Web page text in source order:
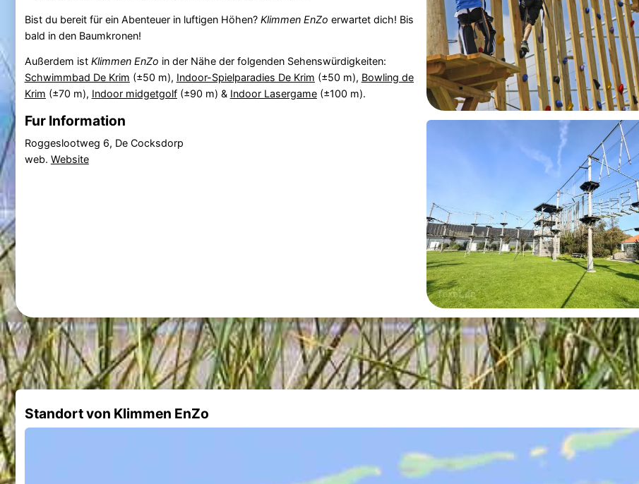
Bist du bereit für ein Abenteuer in luftigen Höhen? Klimmen EnZo erwartet dich! Bis
bald in den Baumkronen!
Außerdem ist Klimmen EnZo in der Nähe der folgenden Sehenswürdigkeiten:
Schwimmbad De Krim (±50 m), Indoor-Spielparadies De Krim (±50 m), Bowling de
Krim (±70 m), Indoor midgetgolf(±90 m) & Indoor Lasergame(±100 m).
Fur Information
Roggeslootweg 6, De Cocksdorp
web. Website
Standort von Klimmen EnZo